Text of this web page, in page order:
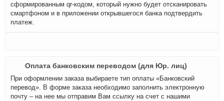
сформированным qr-кодом, который нужно будет отсканировать
смартфоном и в приложении открывшегося банка подтвердить
платеж.
Оплата банковским переводом (для Юр. лиц)
При оформлении заказа выбираете тип оплаты «Банковский
перевод». В форме заказа необходимо заполнить электронную
почту – на нее мы отправим Вам ссылку на счет с нашими